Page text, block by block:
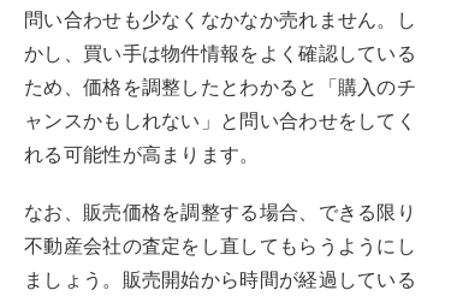
問い合わせも少なくなかなか売れません。し
かし、買い手は物件情報をよく確認している
ため、価格を調整したとわかると「購入のチ
ャンスかもしれない」と問い合わせをしてく
れる可能性が高まります。
なお、販売価格を調整する場合、できる限り
不動産会社の査定をし直してもらうようにし
ましょう。販売開始から時間が経過している